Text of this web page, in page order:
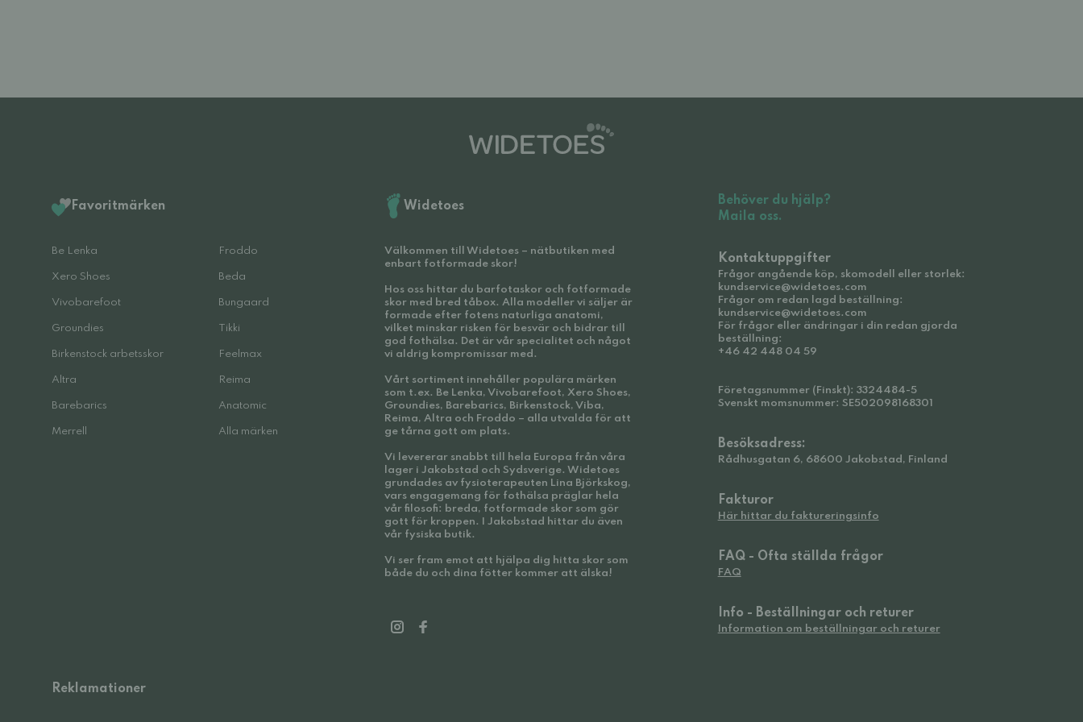
Favoritmärken
Be Lenka Froddo
Xero Shoes Beda
Vivobarefoot Bungaard
Groundies Tikki
Birkenstock arbetsskor Feelmax
Altra Reima
Barebarics Anatomic
Merrell Alla märken
Widetoes
Välkommen till Widetoes – nätbutiken med
enbart fotformade skor!
Hos oss hittar du barfotaskor och fotformade
skor med bred tåbox. Alla modeller vi säljer är
formade efter fotens naturliga anatomi,
vilket minskar risken för besvär och bidrar till
god fothälsa. Det är vår specialitet och något
vi aldrig kompromissar med.
Vårt sortiment innehåller populära märken
som t.ex. Be Lenka, Vivobarefoot, Xero Shoes,
Groundies, Barebarics, Birkenstock, Viba,
Reima, Altra och Froddo – alla utvalda för att
ge tårna gott om plats.
Vi levererar snabbt till hela Europa från våra
lager i Jakobstad och Sydsverige. Widetoes
grundades av fysioterapeuten Lina Björkskog,
vars engagemang för fothälsa präglar hela
vår filosofi: breda, fotformade skor som gör
gott för kroppen. I Jakobstad hittar du även
vår fysiska butik.
Vi ser fram emot att hjälpa dig hitta skor som
både du och dina fötter kommer att älska!
Behöver du hjälp?
Maila oss.
Kontaktuppgifter
Frågor angående köp, skomodell eller storlek:
kundservice@widetoes.com
Frågor om redan lagd beställning:
kundservice@widetoes.com
För frågor eller ändringar i din redan gjorda
beställning:
+46 42 448 04 59
Företagsnummer (Finskt): 3324484-5
Svenskt momsnummer: SE502098168301
Besöksadress:
Rådhusgatan 6, 68600 Jakobstad, Finland
Fakturor
Här hittar du faktureringsinfo
FAQ - Ofta ställda frågor
FAQ
Info - Beställningar och returer
Information om beställningar och returer
Reklamationer